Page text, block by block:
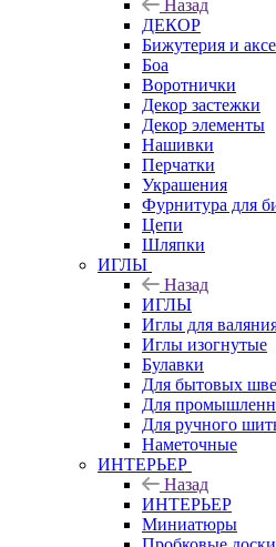
Назад
ДЕКОР
Бижутерия и
Боа
Воротнички
Декор застежки
Декор элементы
Нашивки
Перчатки
Украшения
Фурнитура для
Цепи
Шляпки
ИГЛЫ
Назад
ИГЛЫ
Иглы для
Иглы изогнутые
Булавки
Для бытовых
Для
Для ручного
Наметочные
ИНТЕРЬЕР
Назад
ИНТЕРЬЕР
Миниатюры